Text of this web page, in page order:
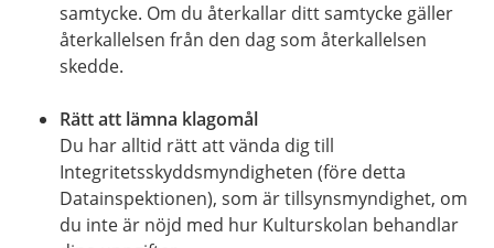
samtycke. Om du återkallar ditt samtycke gäller
återkallelsen från den dag som återkallelsen
skedde.
Rätt att lämna klagomål
Du har alltid rätt att vända dig till
Integritetsskyddsmyndigheten (före detta
Datainspektionen), som är tillsynsmyndighet, om
du inte är nöjd med hur Kulturskolan behandlar